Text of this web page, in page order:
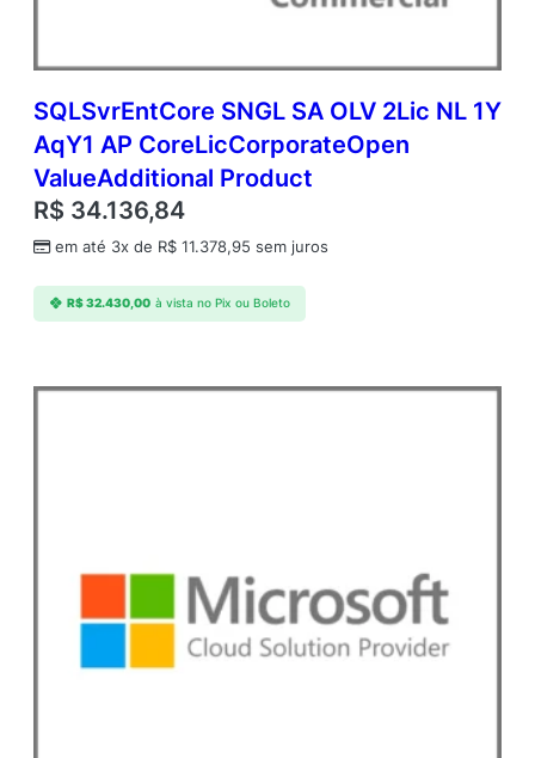
SQLSvrEntCore SNGL SA OLV 2Lic NL 1Y
AqY1 AP CoreLicCorporateOpen
ValueAdditional Product
R$ 34.136,84
em até 3x de R$ 11.378,95 sem juros
R$32.430,00 à vista no Pix ou Boleto